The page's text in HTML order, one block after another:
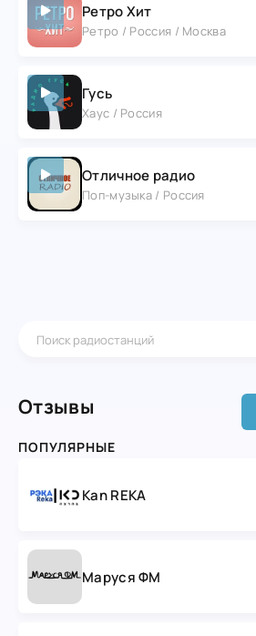
Ретро Хит
Ретро / Россия / Москва
Гусь
Хаус / Россия
Отличное радио
Поп-музыка / Россия
Отзывы
ПОПУЛЯРНЫЕ
Kan REKA
Маруся ФМ